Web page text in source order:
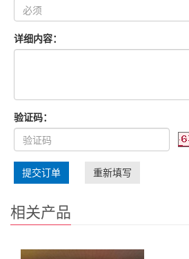
详细内容：
验证码：
提交订单 重新填写
相关产品